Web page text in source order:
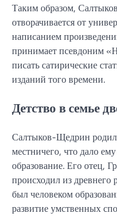
Таким образом,
отворачивается от
написанием
принимает псевдоним
писать сатирические
изданий того времени.
Детство в семье
Салтыков-Щедрин
местничего, что дало
образование. Его отец,
происходил из древнего
был человеком
развитие умственных